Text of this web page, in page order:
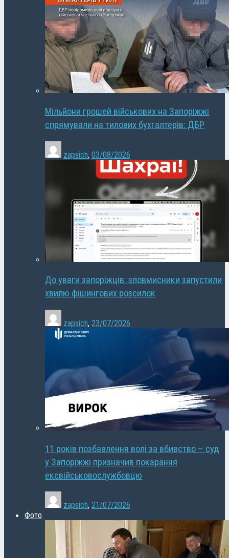
Мільйони грошей військових на Запоріжжі
спрямували на тилових бухгалтерів: ДБР
zapsich, 03/08/2026
До уваги запоріжців: зловмисники запустили
хвилю фішингових розсилок
zapsich, 23/07/2026
11 років позбавлення волі за вбивство – суд
у Запоріжжі призначив покарання
ексвійськовослужбовцю
zapsich, 21/07/2026
Фото